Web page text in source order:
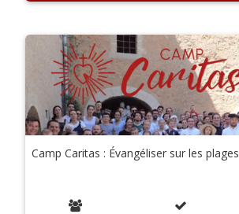
Camp Caritas : Évangéliser sur les plages